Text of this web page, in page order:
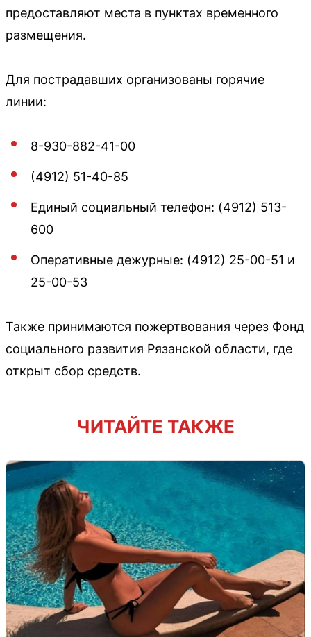
предоставляют места в пунктах временного
размещения.
Для пострадавших организованы горячие
линии:
8-930-882-41-00
(4912) 51-40-85
Единый социальный телефон: (4912) 513-
600
Оперативные дежурные: (4912) 25-00-51 и
25-00-53
Также принимаются пожертвования через Фонд
социального развития Рязанской области, где
открыт сбор средств.
ЧИТАЙТЕ ТАКЖЕ